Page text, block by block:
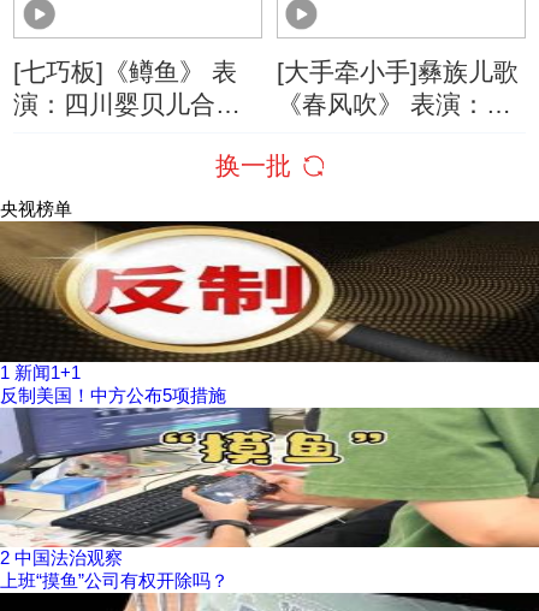
[七巧板]《鳟鱼》 表
演：四川婴贝儿合唱
[大手牵小手]彝族儿歌
《春风吹》 表演：四
换一批
央视榜单
1 新闻1+1
反制美国！中方公布5项措施
2 中国法治观察
上班“摸鱼”公司有权开除吗？